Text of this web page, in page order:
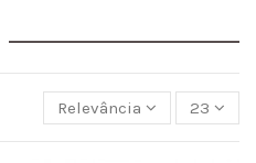
Relevância 23